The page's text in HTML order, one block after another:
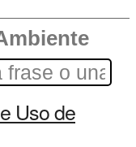
Uso de